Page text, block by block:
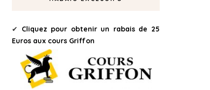
✔ Cliquez pour obtenir un rabais de 25
Euros aux cours Griffon